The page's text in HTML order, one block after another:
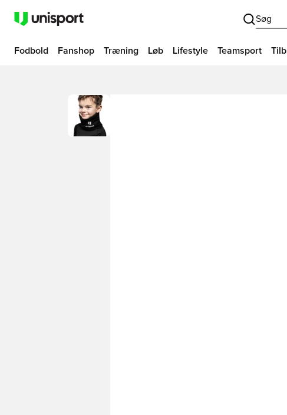
Søg
Fodbold Fanshop Træning Løb Lifestyle Teamsport